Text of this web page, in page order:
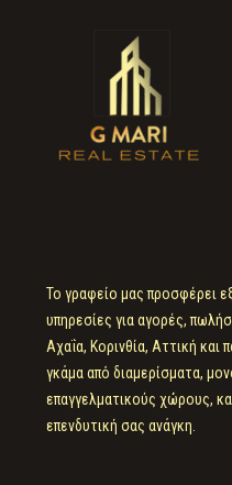
Το γραφείο μας προσφέρει
υπηρεσίες για αγορές,
Αχαΐα, Κορινθία, Αττική και
γκάμα από διαμερίσματα,
επαγγελματικούς χώρους,
επενδυτική σας ανάγκη.